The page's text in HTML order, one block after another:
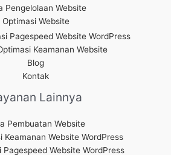
Pengelolaan Website
Optimasi Website
Pagespeed Website WordPress
Keamanan Website
Blog
Kontak
Lainnya
Pembuatan Website
Keamanan Website WordPress
Pagespeed Website WordPress